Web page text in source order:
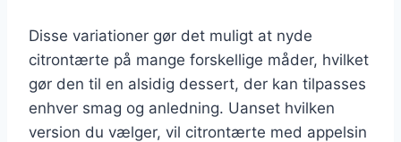
Disse variationer gør det muligt at nyde
citrontærte på mange forskellige måder, hvilket
gør den til en alsidig dessert, der kan tilpasses
enhver smag og anledning. Uanset hvilken
version du vælger, vil citrontærte med appelsin